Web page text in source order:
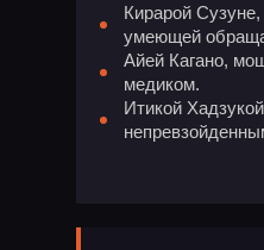
Кирарой
умеющей
Айей Кагано,
медиком.
Итикой